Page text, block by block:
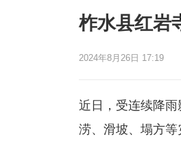
柞水县红岩
2024年8月26日 17:19
近日，受连续降
涝、滑坡、塌方等